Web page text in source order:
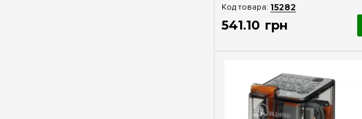
15282
541.10 грн